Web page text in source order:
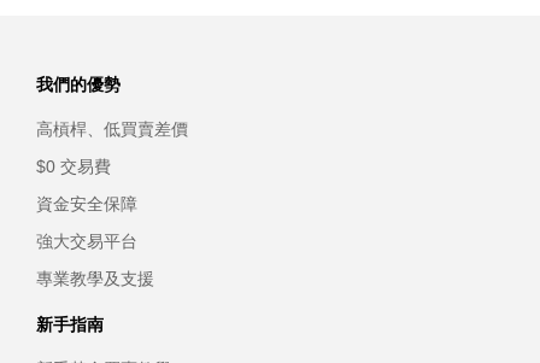
我們的優勢
高槓桿、低買賣差價
$0 交易費
資金安全保障
強大交易平台
專業教學及支援
新手指南